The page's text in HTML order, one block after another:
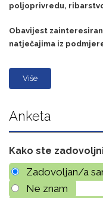
poljoprivredu,
Obavijest
natječajima iz
Više
Anketa
Kako ste
Zadovoljan/a
Ne znam